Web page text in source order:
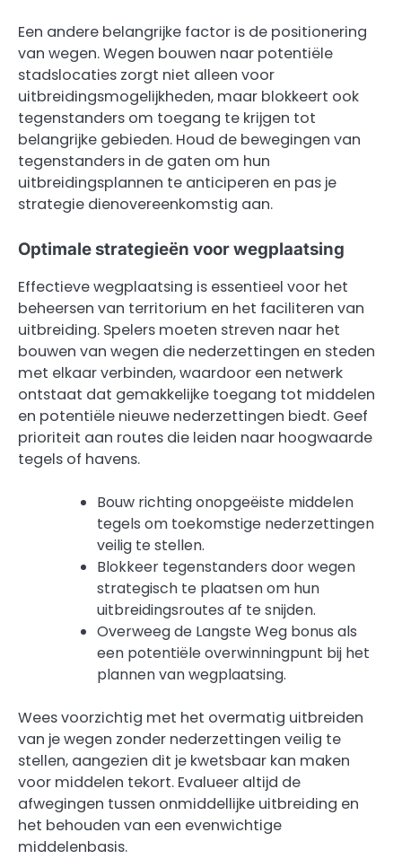
Een andere belangrijke factor is de positionering
van wegen. Wegen bouwen naar potentiële
stadslocaties zorgt niet alleen voor
uitbreidingsmogelijkheden, maar blokkeert ook
tegenstanders om toegang te krijgen tot
belangrijke gebieden. Houd de bewegingen van
tegenstanders in de gaten om hun
uitbreidingsplannen te anticiperen en pas je
strategie dienovereenkomstig aan.
Optimale strategieën voor wegplaatsing
Effectieve wegplaatsing is essentieel voor het
beheersen van territorium en het faciliteren van
uitbreiding. Spelers moeten streven naar het
bouwen van wegen die nederzettingen en steden
met elkaar verbinden, waardoor een netwerk
ontstaat dat gemakkelijke toegang tot middelen
en potentiële nieuwe nederzettingen biedt. Geef
prioriteit aan routes die leiden naar hoogwaarde
tegels of havens.
Bouw richting onopgeëiste middelen
tegels om toekomstige nederzettingen
veilig te stellen.
Blokkeer tegenstanders door wegen
strategisch te plaatsen om hun
uitbreidingsroutes af te snijden.
Overweeg de Langste Weg bonus als
een potentiële overwinningpunt bij het
plannen van wegplaatsing.
Wees voorzichtig met het overmatig uitbreiden
van je wegen zonder nederzettingen veilig te
stellen, aangezien dit je kwetsbaar kan maken
voor middelen tekort. Evalueer altijd de
afwegingen tussen onmiddellijke uitbreiding en
het behouden van een evenwichtige
middelenbasis.